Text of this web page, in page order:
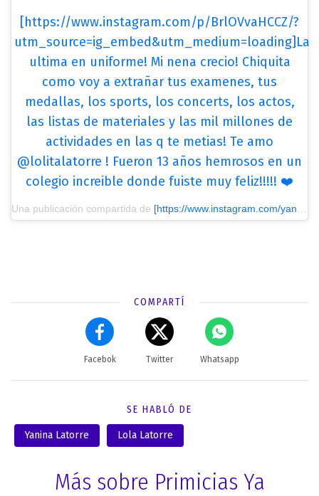
[https://www.instagram.com/p/BrlOVvaHCCZ/?
utm_source=ig_embed&utm_medium=loading]La
ultima en uniforme! Mi nena crecio! Chiquita
como voy a extrañar tus examenes, tus
medallas, los sports, los concerts, los actos,
las listas de materiales y las mil millones de
actividades en las q te metias! Te amo
@lolitalatorre ! Fueron 13 años hemrosos en un
colegio increible donde fuiste muy feliz!!!!! ❤️
Una publicación compartida de [https://www.instagram.com/yanilatorre/?utm_source=ig_embed&utm_medium=loading] Yani Latorre
COMPARTÍ
Facebok Twitter Whatsapp
SE HABLÓ DE
Yanina Latorre Lola Latorre
Más sobre Primicias Ya